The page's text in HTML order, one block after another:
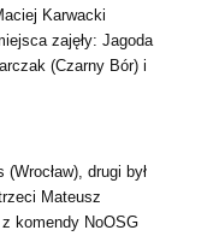
Karwacki
zajęły: Jagoda
(Czarny Bór) i
drugi był
Mateusz
z komendy NoOSG